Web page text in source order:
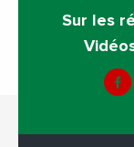
Sur les